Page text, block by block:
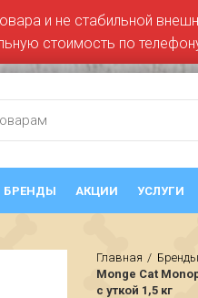
БРЕНДЫ АКЦИИ УСЛУГИ
Главная Бренды
Monge Cat
с уткой 1,5 кг
и не стабильной
стоимость по